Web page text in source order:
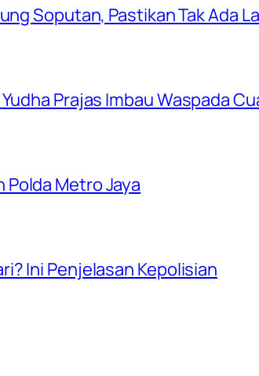
Soputan, Pastikan Tak Ada
Prajas Imbau Waspada
Metro Jaya
Ini Penjelasan Kepolisian